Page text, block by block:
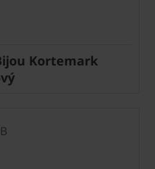
Kortemark